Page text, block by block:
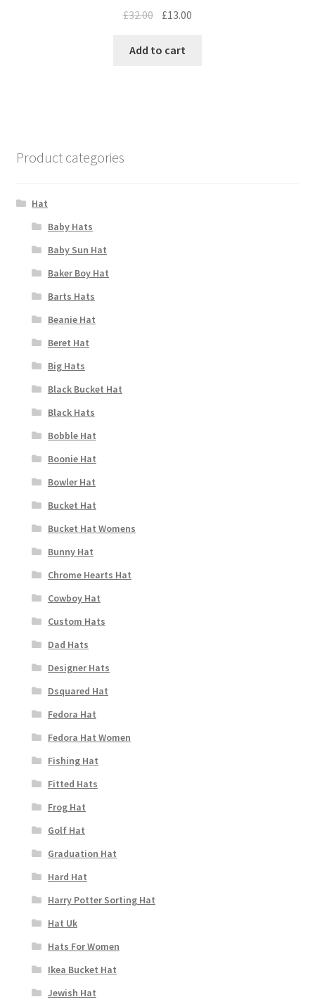
£32.00 £13.00
Add to cart
Product categories
Hat
Baby Hats
Baby Sun Hat
Baker Boy Hat
Barts Hats
Beanie Hat
Beret Hat
Big Hats
Black Bucket Hat
Black Hats
Bobble Hat
Boonie Hat
Bowler Hat
Bucket Hat
Bucket Hat Womens
Bunny Hat
Chrome Hearts Hat
Cowboy Hat
Custom Hats
Dad Hats
Designer Hats
Dsquared Hat
Fedora Hat
Fedora Hat Women
Fishing Hat
Fitted Hats
Frog Hat
Golf Hat
Graduation Hat
Hard Hat
Harry Potter Sorting Hat
Hat Uk
Hats For Women
Ikea Bucket Hat
Jewish Hat